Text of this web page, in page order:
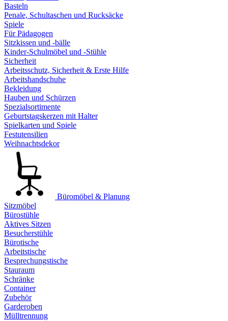
Basteln
Penale, Schultaschen und Rucksäcke
Spiele
Für Pädagogen
Sitzkissen und -bälle
Kinder-Schulmöbel und -Stühle
Sicherheit
Arbeitsschutz, Sicherheit & Erste Hilfe
Arbeitshandschuhe
Bekleidung
Hauben und Schürzen
Spezialsortimente
Geburtstagskerzen mit Halter
Spielkarten und Spiele
Festutensilien
Weihnachtsdekor
Büromöbel & Planung
Sitzmöbel
Bürostühle
Aktives Sitzen
Besucherstühle
Bürotische
Arbeitstische
Besprechungstische
Stauraum
Schränke
Container
Zubehör
Garderoben
Mülltrennung